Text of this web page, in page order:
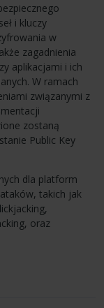
i kluczy
w
zagadnienia
aplikacjami i ich
W ramach
związanymi z
zostaną
Public Key
dla platform
takich jak
oraz